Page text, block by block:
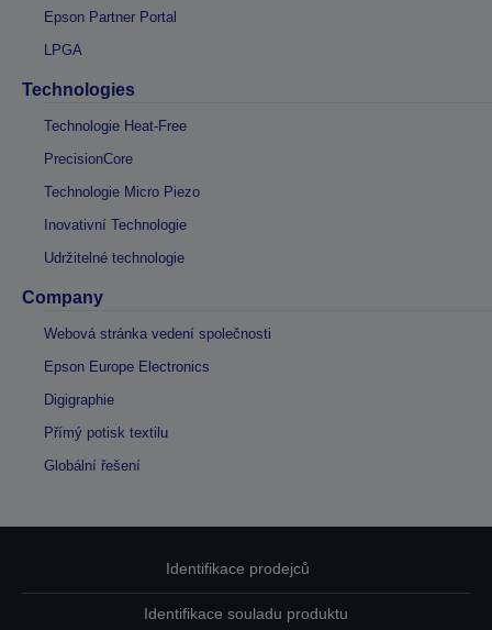
Epson Partner Portal
LPGA
Technologies
Technologie Heat-Free
PrecisionCore
Technologie Micro Piezo
Inovativní Technologie
Udržitelné technologie
Company
Webová stránka vedení společnosti
Epson Europe Electronics
Digigraphie
Přímý potisk textilu
Globální řešení
Identifikace prodejců
Identifikace souladu produktu